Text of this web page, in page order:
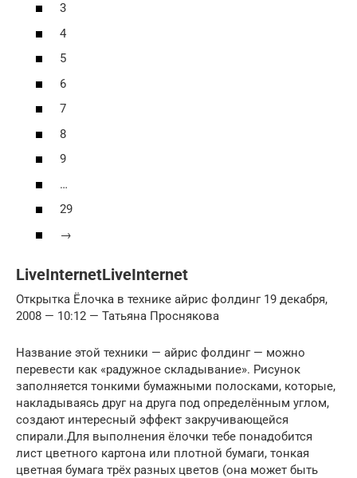
3
4
5
6
7
8
9
…
29
→
LiveInternetLiveInternet
Открытка Ёлочка в технике айрис фолдинг 19 декабря,
2008 — 10:12 — Татьяна Проснякова
Название этой техники — айрис фолдинг — можно
перевести как «радужное складывание». Рисунок
заполняется тонкими бумажными полосками, которые,
накладываясь друг на друга под определённым углом,
создают интересный эффект закручивающейся
спирали.Для выполнения ёлочки тебе понадобится
лист цветного картона или плотной бумаги, тонкая
цветная бумага трёх разных цветов (она может быть